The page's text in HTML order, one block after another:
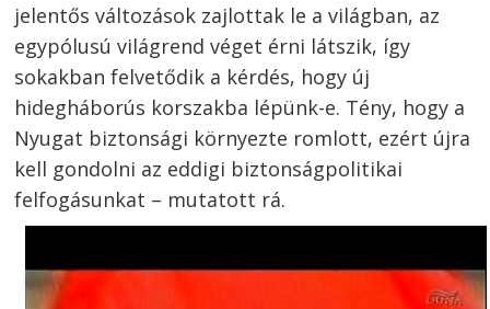
jelentős változások zajlottak le a világban, az
egypólusú világrend véget érni látszik, így
sokakban felvetődik a kérdés, hogy új
hidegháborús korszakba lépünk-e. Tény, hogy a
Nyugat biztonsági környezte romlott, ezért újra
kell gondolni az eddigi biztonságpolitikai
felfogásunkat – mutatott rá.